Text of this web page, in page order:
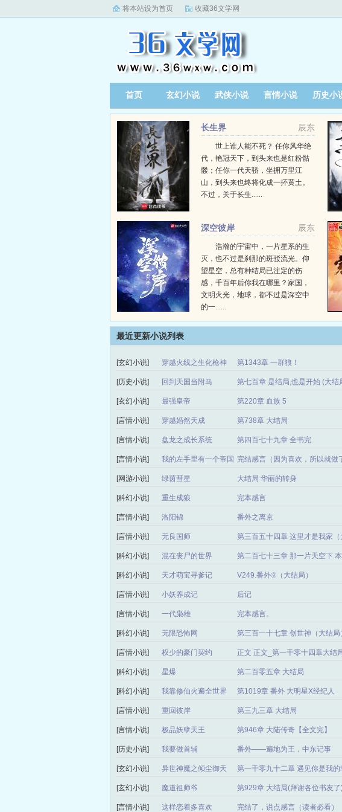
将本站设为首页 收藏36文学网
首页 玄幻小说 武侠小说 言情小说 历史小
辰东
长生界
世上谁人能不死？ 任你风华绝
代，艳冠天下，到头来也是红粉骷
髅；任你一代天骄，坐拥万里江
山，到头来也终将化成一抔黄土。
不过，关于长生......
辰东
深空彼岸
浩瀚的宇宙中，一片星系的生
灭，也不过是刹那的斑驳流光。仰
望星空，总有种结局已注定的伤
感，千百年后你我在哪里？家国，
文明火光，地球，都不过是深空中
的一......
最近更新小说列表
[玄幻小说] 穿越火线之生化枪神 第1343章 一群狼！
[历史小说] 回到天国当附马 第七百章 是结局,也是开始 (大结
[玄幻小说] 最强皇帝 第220章 血族 5
[言情小说] 穿越婚然天成 第738章 大结局
[言情小说] 盘龙之成长系统 第四百七十九章 全书完
[言情小说] 我的左手里有一个帝国 完结感言（因为喜欢，所以就做
[网游小说] 绿茵彗星 大结局 华丽的转身
[科幻小说] 重生成狼 完本感言
[言情小说] 洛阳锦 番外之离京
[言情小说] 无良国师 第三百五十四章 这里才是我家（
[科幻小说] 混在丧尸的世界 第二百七十三章 那一片天空下
[科幻小说] 天才萌宝寻爹记 V249.番外⑨（大结局）
[言情小说] 小妖养成记 后记
[言情小说] 一代枭雄 完本感言。
[科幻小说] 无限恐怖网 第三百一十七章 创世神（大结局
[言情小说] 权少的豪门契约 正文 正文_第一千零十四章大结
[科幻小说] 星爆 第二百零五章 大结局
[科幻小说] 我靠修仙火遍全世界 第1019章 番外 大明星X经纪人
[言情小说] 重回彼岸 第三九三章 大结局
[言情小说] 极品妖孽天王 第946章 大陆传奇【全文完】
[历史小说] 我要做首辅 番外——遍地为王，中东记事
[玄幻小说] 异世神魔之倾尘御天
第一千零九十二章 遇见你是我
局）
[玄幻小说] 魔道祖师爷 第929章 大结局(拜谢各位书友了
[言情小说] 这样恋着多喜欢 完结了，说点感言（读者必看）